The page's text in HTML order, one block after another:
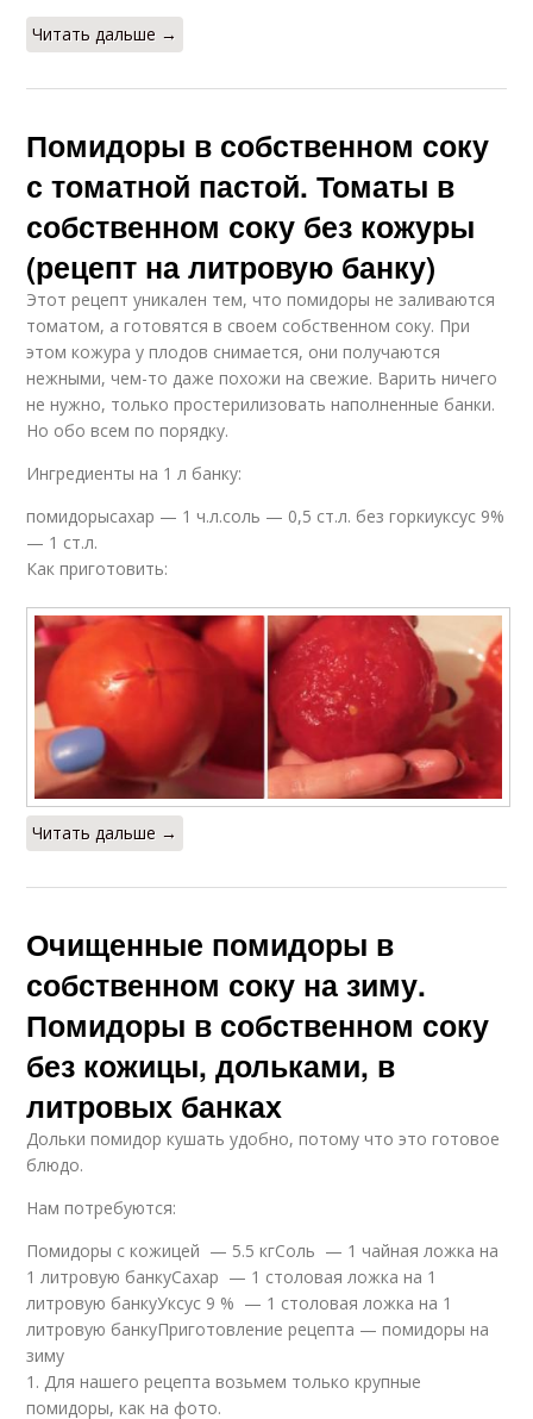
Читать дальше →
Помидоры в собственном соку
с томатной пастой. Томаты в
собственном соку без кожуры
(рецепт на литровую банку)
Этот рецепт уникален тем, что помидоры не заливаются
томатом, а готовятся в своем собственном соку. При
этом кожура у плодов снимается, они получаются
нежными, чем-то даже похожи на свежие. Варить ничего
не нужно, только простерилизовать наполненные банки.
Но обо всем по порядку.
Ингредиенты на 1 л банку:
помидорысахар — 1 ч.л.соль — 0,5 ст.л. без горкиуксус 9%
— 1 ст.л.
Как приготовить:
Читать дальше →
Очищенные помидоры в
собственном соку на зиму.
Помидоры в собственном соку
без кожицы, дольками, в
литровых банках
Дольки помидор кушать удобно, потому что это готовое
блюдо.
Нам потребуются:
Помидоры с кожицей — 5.5 кгСоль — 1 чайная ложка на
1 литровую банкуСахар — 1 столовая ложка на 1
литровую банкуУксус 9 % — 1 столовая ложка на 1
литровую банкуПриготовление рецепта — помидоры на
зиму
1. Для нашего рецепта возьмем только крупные
помидоры, как на фото.